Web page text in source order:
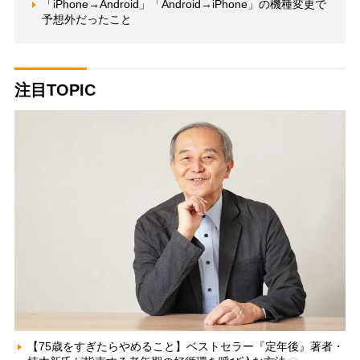
「iPhone→Android」「Android→iPhone」の機種変更で
予想外だったこと
注目TOPIC
【75歳をすぎたらやめること】ベストセラー『定年後』著者・